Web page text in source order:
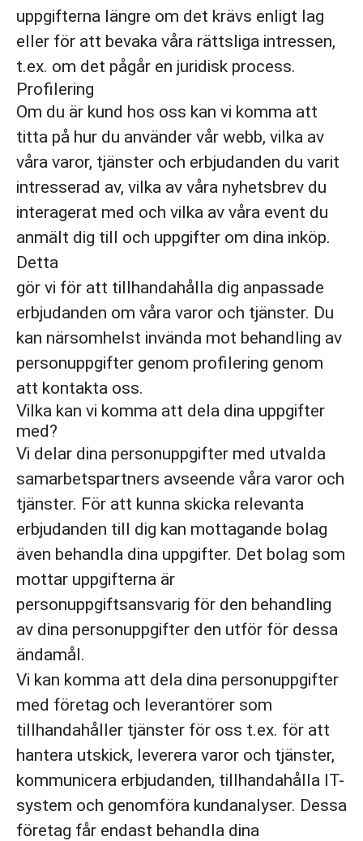
uppgifterna längre om det krävs enligt lag
eller för att bevaka våra rättsliga intressen,
t.ex. om det pågår en juridisk process.
Profilering
Om du är kund hos oss kan vi komma att
titta på hur du använder vår webb, vilka av
våra varor, tjänster och erbjudanden du varit
intresserad av, vilka av våra nyhetsbrev du
interagerat med och vilka av våra event du
anmält dig till och uppgifter om dina inköp.
Detta
gör vi för att tillhandahålla dig anpassade
erbjudanden om våra varor och tjänster. Du
kan närsomhelst invända mot behandling av
personuppgifter genom profilering genom
att kontakta oss.
Vilka kan vi komma att dela dina uppgifter
med?
Vi delar dina personuppgifter med utvalda
samarbetspartners avseende våra varor och
tjänster. För att kunna skicka relevanta
erbjudanden till dig kan mottagande bolag
även behandla dina uppgifter. Det bolag som
mottar uppgifterna är
personuppgiftsansvarig för den behandling
av dina personuppgifter den utför för dessa
ändamål.
Vi kan komma att dela dina personuppgifter
med företag och leverantörer som
tillhandahåller tjänster för oss t.ex. för att
hantera utskick, leverera varor och tjänster,
kommunicera erbjudanden, tillhandahålla IT-
system och genomföra kundanalyser. Dessa
företag får endast behandla dina